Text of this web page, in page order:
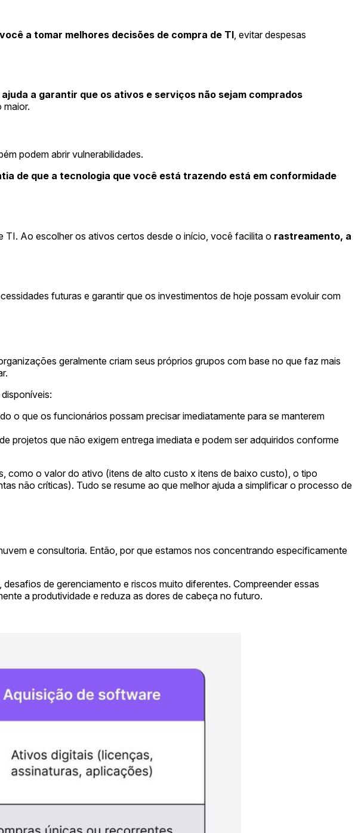
a tomar melhores decisões de compra de TI , evitar despesas
a garantir que os ativos e serviços não sejam comprados
maior.
podem abrir vulnerabilidades.
de que a tecnologia que você está trazendo está em conformidade
TI. Ao escolher os ativos certos desde o início, você facilita o rastreamento, a
futuras e garantir que os investimentos de hoje possam evoluir com
geralmente criam seus próprios grupos com base no que faz mais
o que os funcionários possam precisar imediatamente para se manterem
projetos que não exigem entrega imediata e podem ser adquiridos conforme
como o valor do ativo (itens de alto custo x itens de baixo custo), o tipo
não críticas). Tudo se resume ao que melhor ajuda a simplificar o processo de
e consultoria. Então, por que estamos nos concentrando especificamente
de gerenciamento e riscos muito diferentes. Compreender essas
a produtividade e reduza as dores de cabeça no futuro.